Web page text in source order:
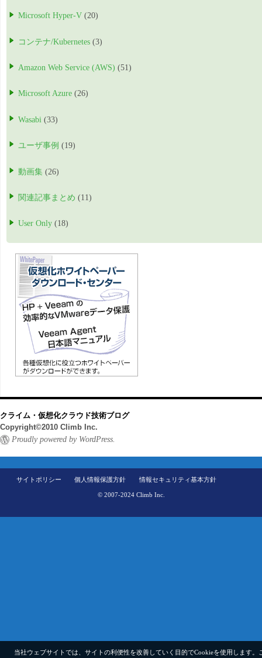
Microsoft Hyper-V (20)
コンテナ/Kubernetes (3)
Amazon Web Service (AWS) (51)
Microsoft Azure (26)
Wasabi (33)
ユーザ事例 (19)
動画集 (26)
関連記事まとめ (11)
User Only (18)
クライム・仮想化クラウド技術ブログ
Copyright©2010 Climb Inc.
Proudly powered by WordPress.
サイトポリシー 個人情報保護方針 情報セキュリティ基本方針
© 2007-2024 Climb Inc.
当社ウェブサイトでは、サイトの利便性を改善していく目的でCookieを使用します。